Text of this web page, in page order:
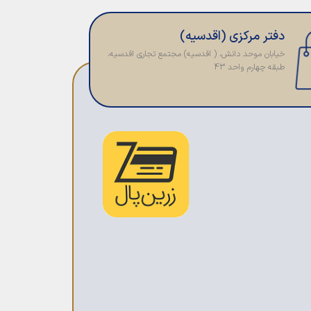
دفتر مرکزی (اقدسیه)
خیابان موحد دانش، ( اقدسیه) مجتمع تجاری اقدسیه،
طبقه چهارم واحد 43